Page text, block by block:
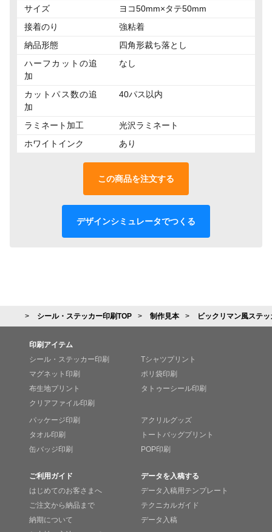
サイズ
ヨコ50mm×タテ50mm
接着のり
強粘着
納品形態
四角形裁ち落とし
ハーフカットの追
加
なし
カットパス数の追
加
40パス以内
ラミネート加工
光沢ラミネート
ホワイトインク
あり
この商品を注文する
デザインシミュレータでつくる
シール・ステッカー印刷TOP 制作見本 ビックリマン風ステッ
印刷アイテム
シール・ステッカー印刷
マグネット印刷
布生地プリント
クリアファイル印刷
Tシャツプリント
ポリ袋印刷
タトゥーシール印刷
パッケージ印刷
タオル印刷
缶バッジ印刷
アクリルグッズ
トートバッグプリント
POP印刷
ご利用ガイド
はじめてのお客さまへ
ご注文から納品まで
納期について
データを入稿する
データ入稿用テンプレート
テクニカルガイド
データ入稿